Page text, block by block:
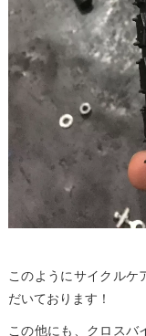
このようにサイクルケ
だいております！
この他にも、クロスバ